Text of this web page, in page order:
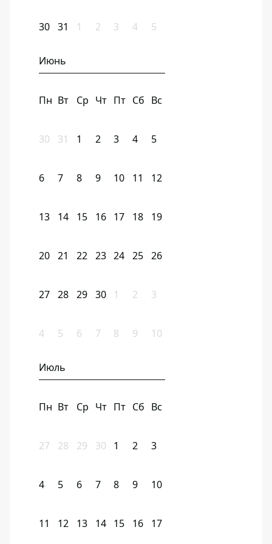
30 31 1 2 3 4 5
Июнь
Пн Вт Ср Чт Пт Сб Вс
30 31 1 2 3 4 5
6 7 8 9 10 11 12
13 14 15 16 17 18 19
20 21 22 23 24 25 26
27 28 29 30 1 2 3
4 5 6 7 8 9 10
Июль
Пн Вт Ср Чт Пт Сб Вс
27 28 29 30 1 2 3
4 5 6 7 8 9 10
11 12 13 14 15 16 17